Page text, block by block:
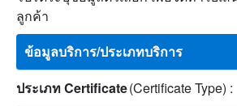
ลูกค้า
ข้อมูลบริการ/ประเภทบริการ
ประเภท Certificate(Certificate Type) :